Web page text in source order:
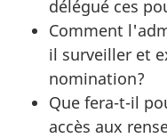
délégué ces
Comment
il surveiller et
nomination?
Que fera-t-il
accès aux